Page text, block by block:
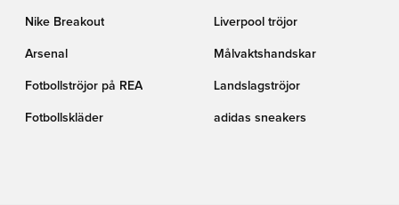
Nike Breakout Liverpool tröjor
Arsenal Målvaktshandskar
Fotbollströjor på REA Landslagströjor
Fotbollskläder adidas sneakers